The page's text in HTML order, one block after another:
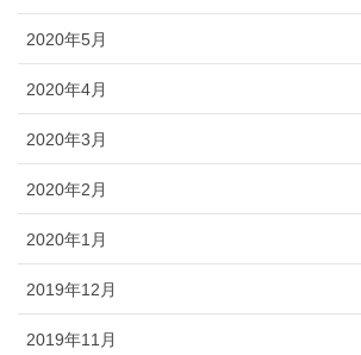
2020年5月
2020年4月
2020年3月
2020年2月
2020年1月
2019年12月
2019年11月